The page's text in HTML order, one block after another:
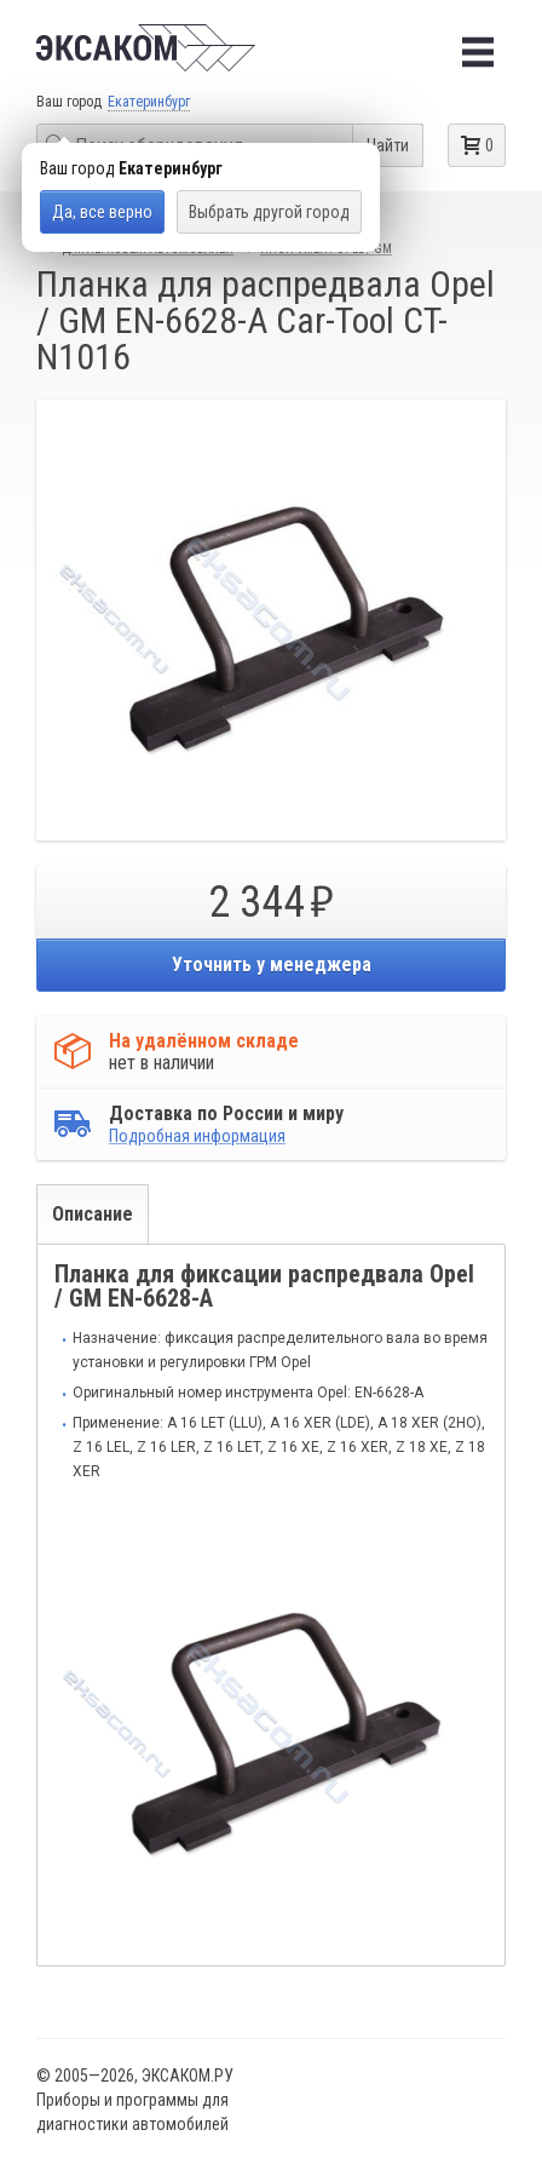
Ваш город Екатеринбург
Ваш город Екатеринбург
Да, все верно Выбрать другой город
0
Найти
КАТАЛОГ ТОВАРОВ
СПЕЦИАЛЬНЫЙ ИНСТРУМЕНТ
ИНСТРУМЕНТ OPEL / GM
Планка для распредвала Opel
/ GM EN-6628-A Car-Tool CT-
N1016
2 344
Уточнить у менеджера
На удалённом складе
нет в наличии
Доставка по России и миру
Подробная информация
Описание
Планка для фиксации распредвала Opel
/ GM EN-6628-A
Назначение: фиксация распределительного вала во время
установки и регулировки ГРМ Opel
Оригинальный номер инструмента Opel: EN-6628-A
Применение: A 16 LET (LLU), A 16 XER (LDE), A 18 XER (2HO),
Z 16 LEL, Z 16 LER, Z 16 LET, Z 16 XE, Z 16 XER, Z 18 XE, Z 18
XER
© 2005—2026, ЭКСАКОМ.РУ
Приборы и программы для
диагностики автомобилей